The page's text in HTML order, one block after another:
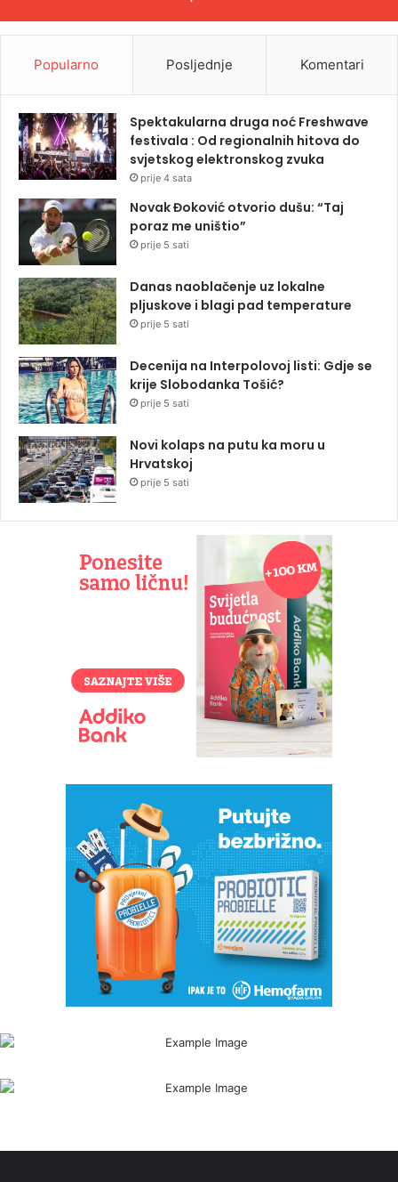
Popularno Posljednje Komentari
Spektakularna druga noć Freshwave
festivala : Od regionalnih hitova do
svjetskog elektronskog zvuka
prije 4 sata
Novak Đoković otvorio dušu: “Taj
poraz me uništio”
prije 5 sati
Danas naoblačenje uz lokalne
pljuskove i blagi pad temperature
prije 5 sati
Decenija na Interpolovoj listi: Gdje se
krije Slobodanka Tošić?
prije 5 sati
Novi kolaps na putu ka moru u
Hrvatskoj
prije 5 sati